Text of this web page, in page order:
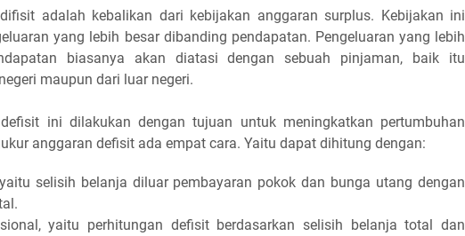
adalah kebalikan dari kebijakan anggaran surplus. Kebijakan ini
yang lebih besar dibanding pendapatan. Pengeluaran yang lebih
biasanya akan diatasi dengan sebuah pinjaman, baik itu
maupun dari luar negeri.
ini dilakukan dengan tujuan untuk meningkatkan pertumbuhan
anggaran defisit ada empat cara. Yaitu dapat dihitung dengan:
selisih belanja diluar pembayaran pokok dan bunga utang dengan
yaitu perhitungan defisit berdasarkan selisih belanja total dan